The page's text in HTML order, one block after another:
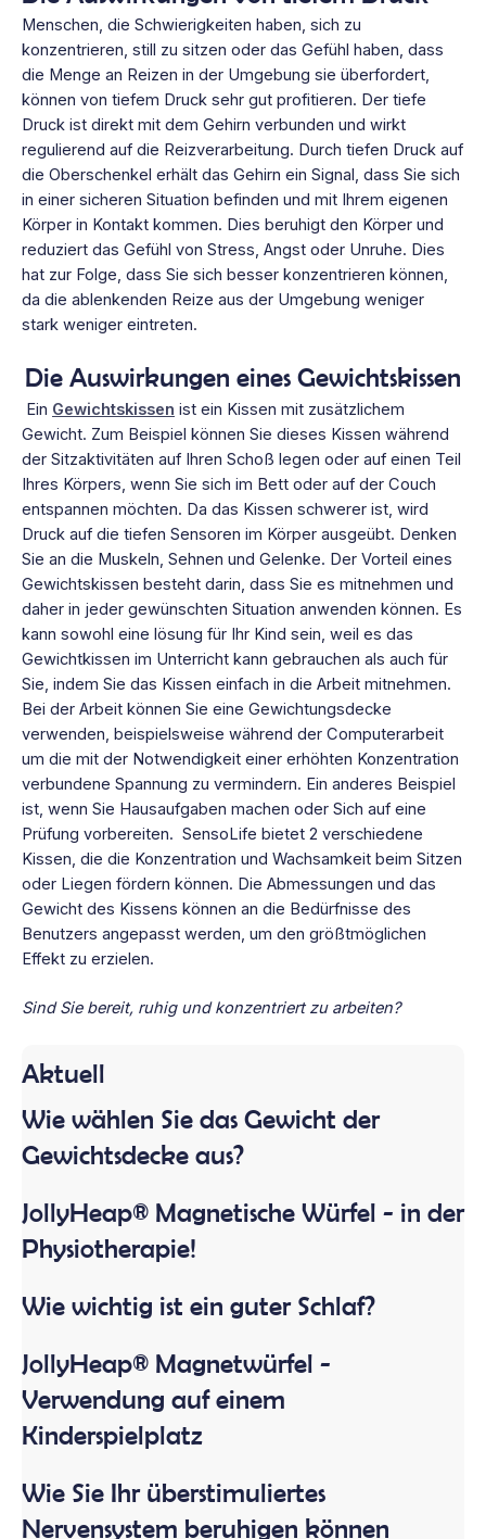
Menschen, die Schwierigkeiten haben, sich zu
konzentrieren, still zu sitzen oder das Gefühl haben, dass
die Menge an Reizen in der Umgebung sie überfordert,
können von tiefem Druck sehr gut profitieren. Der tiefe
Druck ist direkt mit dem Gehirn verbunden und wirkt
regulierend auf die Reizverarbeitung. Durch tiefen Druck auf
die Oberschenkel erhält das Gehirn ein Signal, dass Sie sich
in einer sicheren Situation befinden und mit Ihrem eigenen
Körper in Kontakt kommen. Dies beruhigt den Körper und
reduziert das Gefühl von Stress, Angst oder Unruhe. Dies
hat zur Folge, dass Sie sich besser konzentrieren können,
da die ablenkenden Reize aus der Umgebung weniger
stark weniger eintreten.
Die Auswirkungen eines Gewichtskissen
Ein Gewichtskissen ist ein Kissen mit zusätzlichem
Gewicht. Zum Beispiel können Sie dieses Kissen während
der Sitzaktivitäten auf Ihren Schoß legen oder auf einen Teil
Ihres Körpers, wenn Sie sich im Bett oder auf der Couch
entspannen möchten. Da das Kissen schwerer ist, wird
Druck auf die tiefen Sensoren im Körper ausgeübt. Denken
Sie an die Muskeln, Sehnen und Gelenke. Der Vorteil eines
Gewichtskissen besteht darin, dass Sie es mitnehmen und
daher in jeder gewünschten Situation anwenden können. Es
kann sowohl eine lösung für Ihr Kind sein, weil es das
Gewichtkissen im Unterricht kann gebrauchen als auch für
Sie, indem Sie das Kissen einfach in die Arbeit mitnehmen.
Bei der Arbeit können Sie eine Gewichtungsdecke
verwenden, beispielsweise während der Computerarbeit
um die mit der Notwendigkeit einer erhöhten Konzentration
verbundene Spannung zu vermindern. Ein anderes Beispiel
ist, wenn Sie Hausaufgaben machen oder Sich auf eine
Prüfung vorbereiten. SensoLife bietet 2 verschiedene
Kissen, die die Konzentration und Wachsamkeit beim Sitzen
oder Liegen fördern können. Die Abmessungen und das
Gewicht des Kissens können an die Bedürfnisse des
Benutzers angepasst werden, um den größtmöglichen
Effekt zu erzielen.
Sind Sie bereit, ruhig und konzentriert zu arbeiten?
Aktuell
Wie wählen Sie das Gewicht der
Gewichtsdecke aus?
JollyHeap® Magnetische Würfel - in der
Physiotherapie!
Wie wichtig ist ein guter Schlaf?
JollyHeap® Magnetwürfel -
Verwendung auf einem
Kinderspielplatz
Wie Sie Ihr überstimuliertes
Nervensystem beruhigen können